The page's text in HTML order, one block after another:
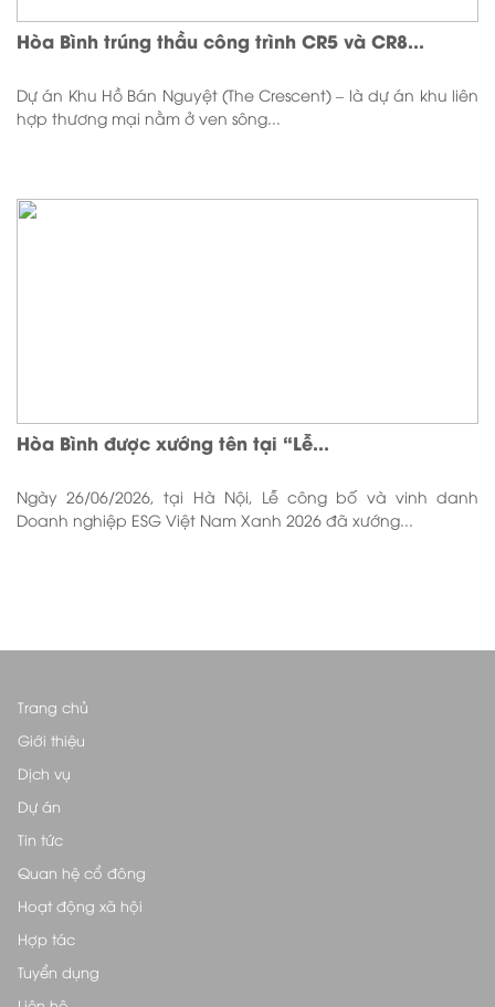
Hòa Bình trúng thầu công trình CR5 và CR8...
Dự án Khu Hồ Bán Nguyệt (The Crescent) – là dự án khu liên
hợp thương mại nằm ở ven sông...
Hòa Bình được xướng tên tại “Lễ...
Ngày 26/06/2026, tại Hà Nội, Lễ công bố và vinh danh
Doanh nghiệp ESG Việt Nam Xanh 2026 đã xướng...
Trang chủ
Giới thiệu
Dịch vụ
Dự án
Tin tức
Quan hệ cổ đông
Hoạt động xã hội
Hợp tác
Tuyển dụng